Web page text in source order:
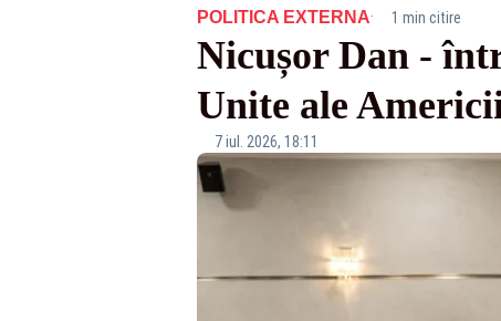
POLITICA EXTERNA· 1 min citire
Nicușor Dan -
Unite ale
7 iul. 2026, 18:11